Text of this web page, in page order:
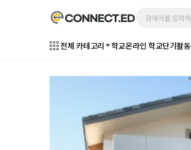
전체 카테고리 학교온라인 학교단기활동